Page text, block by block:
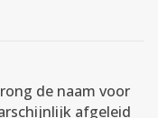
de naam voor
afgeleid